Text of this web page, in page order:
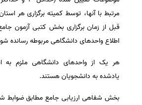
مرتبط با آنها، توسط کمیته برگزاری هر
قبل از زمان برگزاری بخش کتبی آزمون
اطلاع واحدهای دانشگاهی مربوطه رسانده
هر یک از واحدهای دانشگاهی ملزم به
یادشده به دانشجویان هستند.